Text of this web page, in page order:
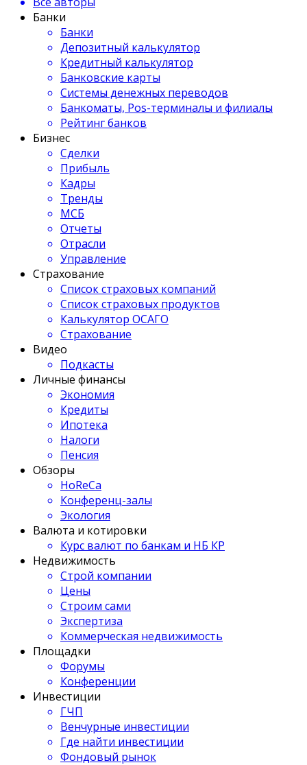
Банки
Банки
Депозитный калькулятор
Кредитный калькулятор
Банковские карты
Системы денежных переводов
Банкоматы, Pos-терминалы и филиалы
Рейтинг банков
Бизнес
Сделки
Прибыль
Кадры
Тренды
МСБ
Отчеты
Отрасли
Управление
Страхование
Список страховых компаний
Список страховых продуктов
Калькулятор ОСАГО
Страхование
Видео
Подкасты
Личные финансы
Экономия
Кредиты
Ипотека
Налоги
Пенсия
Обзоры
HoReCa
Конференц-залы
Экология
Валюта и котировки
Курс валют по банкам и НБ КР
Недвижимость
Строй компании
Цены
Строим сами
Экспертиза
Коммерческая недвижимость
Площадки
Форумы
Конференции
Инвестиции
ГЧП
Венчурные инвестиции
Где найти инвестиции
Фондовый рынок